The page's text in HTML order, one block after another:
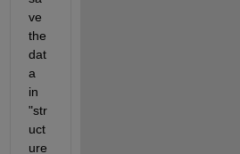
ve
the
dat
a
in
"str
uct
ure